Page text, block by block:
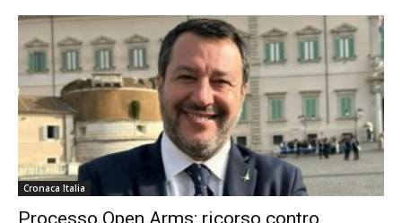
Cronaca Italia
Processo Open Arms: ricorso contro